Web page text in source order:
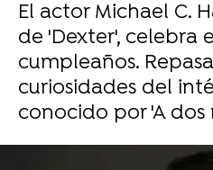
El actor Michael C.
de 'Dexter', celebra
cumpleaños.
curiosidades del
conocido por 'A dos
-